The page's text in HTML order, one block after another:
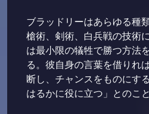
ブラッドリーはあらゆる種
槍術、剣術、白兵戦の技術
は最小限の犠牲で勝つ方法
る。彼自身の言葉を借りれ
断し、チャンスをものにす
はるかに役に立つ」とのこと